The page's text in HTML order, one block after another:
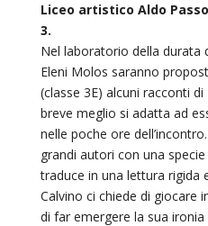
Liceo artistico Aldo
3.
Nel laboratorio della durata
Eleni Molos saranno
(classe 3E) alcuni racconti
breve meglio si adatta ad
nelle poche ore
grandi autori con una
traduce in una lettura rigida
Calvino ci chiede di giocare
di far emergere la sua